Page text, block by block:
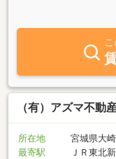
古住宅をお客様のニー
せて頂きました。分譲
す。 土地、中古住宅
さい！※日曜日に物件
をご希望のお客様には
（有）アズマ不動
所在地
宮城県大
最寄駅
ＪＲ東北